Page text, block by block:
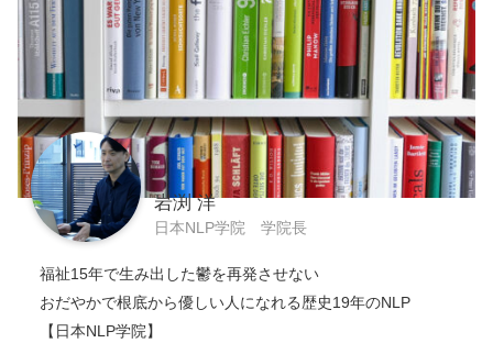
岩渕 洋
日本NLP学院 学院長
福祉15年で生み出した鬱を再発させない
おだやかで根底から優しい人になれる歴史19年のNLP
【日本NLP学院】